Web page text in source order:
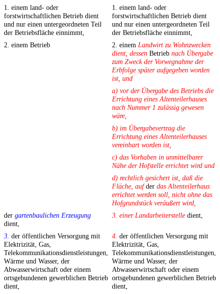
1. einem land- oder
forstwirtschaftlichen Betrieb dient
und nur einen untergeordneten Teil
der Betriebsfläche einnimmt,
1. einem land- oder
forstwirtschaftlichen Betrieb dient
und nur einen untergeordneten Teil
der Betriebsfläche einnimmt,
2. einem Betrieb
2. einem Landwirt zu Wohnzwecken
dient, dessen Betrieb nach Übergabe
zum Zweck der Vorwegnahme der
Erbfolge später aufgegeben worden
ist, und
a) vor der Übergabe des Betriebs die
Errichtung eines Altenteilerhauses
nach Nummer 1 zulässig gewesen
wäre,
b) im Übergabevertrag die
Errichtung eines Altenteilerhauses
vereinbart worden ist,
c) das Vorhaben in unmittelbarer
Nähe der Hofstelle errichtet wird und
d) rechtlich gesichert ist, daß die
Fläche, aufder das Altenteilerhaus
errichtet werden soll, nicht ohne das
Hofgrundstück veräußert wird,
der gartenbaulichen Erzeugung
dient,
3. einer Landarbeiterstelle dient,
3. der öffentlichen Versorgung mit
Elektrizität, Gas,
Telekommunikationsdienstleistungen,
Wärme und Wasser, der
Abwasserwirtschaft oder einem
ortsgebundenen gewerblichen Betrieb
dient,
4. der öffentlichen Versorgung mit
Elektrizität, Gas,
Telekommunikationsdienstleistungen,
Wärme und Wasser, der
Abwasserwirtschaft oder einem
ortsgebundenen gewerblichen Betrieb
dient,